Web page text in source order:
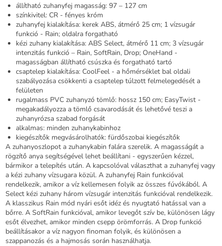
állítható zuhanyfej magasság: 97 – 127 cm
színkivitel: CR - fényes króm
zuhanyfej kialakítása: kerek ABS, átmérő 25 cm; 1 vízsugár
funkció - Rain; oldalra forgatható
kézi zuhany kialakítása: ABS Select, átmérő 11 cm; 3 vízsugár
intenzitás funkció – Rain, SoftRain, Drop; OneHand -
magasságban állítható csúszka és forgatható tartó
csaptelep kialakítása: CoolFeel - a hőmérséklet bal oldali
szabályozása csökkenti a csaptelep túlzott felmelegedését a
felületen
rugalmass PVC zuhanyzó tömlő: hossz 150 cm; EasyTwist -
megakadályozza a tömlő csavarodását és lehetővé teszi a
zuhanyrózsa szabad forgását
alkalmas: minden zuhanykabinhoz
kiegészítők megvásárolhatók: fürdőszobai kiegészítők
A zuhanyoszlopot a zuhanykabin falára szerelik. A magasságát a
rögzítő anya segítségével lehet beállítani - egyszerűen kézzel,
bármikor a telepítés után. A kapcsolóval választhat a zuhanyfej vagy
a kézi zuhany vízsugara közül. A zuhanyfej Rain funkcióval
rendelkezik, amikor a víz kellemesen folyik az összes fúvókából. A
Select kézi zuhany három vízsugár intenzitás funkcióval rendelkezik.
A klasszikus Rain mód nyári esőt idéz és nyugtató hatással van a
bőrre. A SoftRain funkcióval, amikor levegőt szív be, különösen lágy
esőt élvezhet, amikor minden csepp örömforrás. A Drop funkció
beállításakor a víz nagyon finoman folyik, és különösen a
szappanozás és a hajmosás során használhatja.